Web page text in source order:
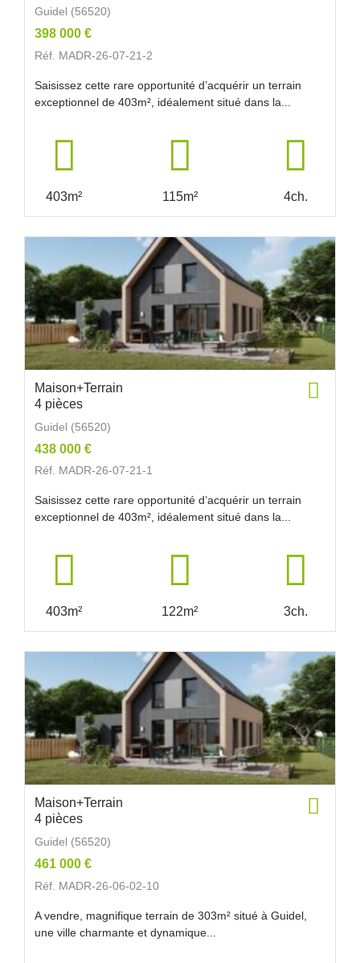
Guidel (56520)
398 000 €
Réf. MADR-26-07-21-2
Saisissez cette rare opportunité d’acquérir un terrain
exceptionnel de 403m², idéalement situé dans la...
403m² 115m² 4ch.
Maison+Terrain
4 pièces
Guidel (56520)
438 000 €
Réf. MADR-26-07-21-1
Saisissez cette rare opportunité d’acquérir un terrain
exceptionnel de 403m², idéalement situé dans la...
403m² 122m² 3ch.
Maison+Terrain
4 pièces
Guidel (56520)
461 000 €
Réf. MADR-26-06-02-10
A vendre, magnifique terrain de 303m² situé à Guidel,
une ville charmante et dynamique...